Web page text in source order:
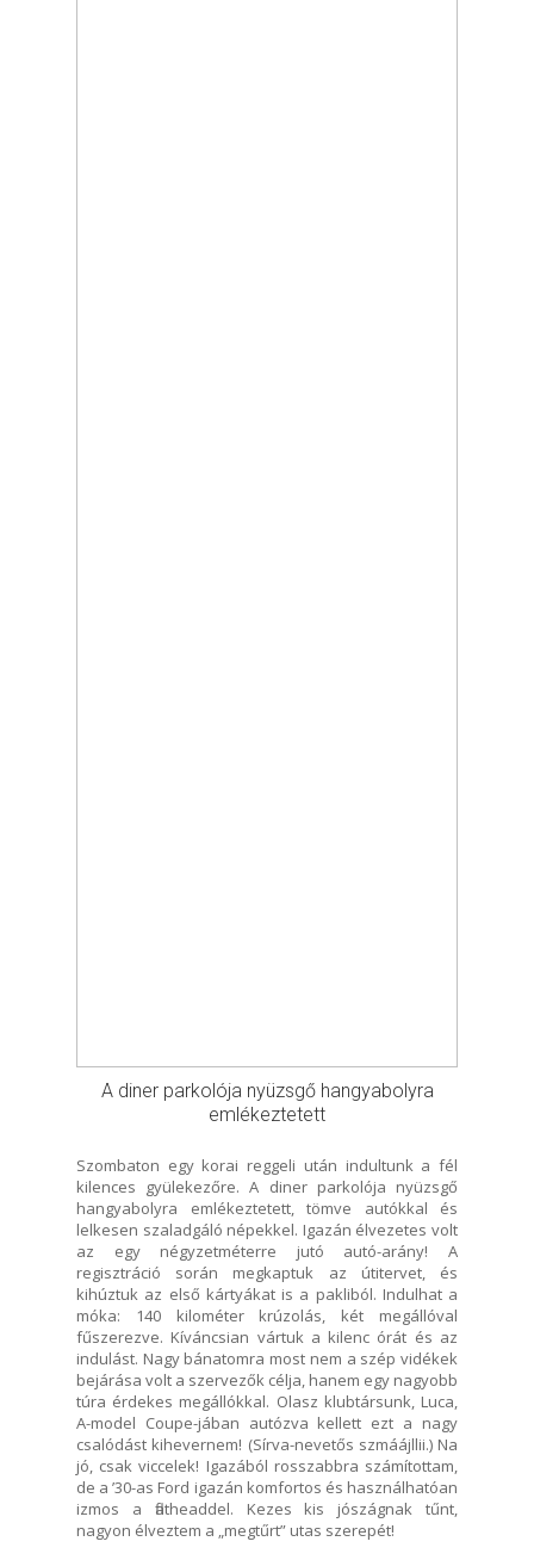
A diner parkolója nyüzsgő hangyabolyra
emlékeztetett
Szombaton egy korai reggeli után indultunk a fél
kilences gyülekezőre. A diner parkolója nyüzsgő
hangyabolyra emlékeztetett, tömve autókkal és
lelkesen szaladgáló népekkel. Igazán élvezetes volt
az egy négyzetméterre jutó autó-arány! A
regisztráció során megkaptuk az útitervet, és
kihúztuk az első kártyákat is a pakliból. Indulhat a
móka: 140 kilométer krúzolás, két megállóval
fűszerezve. Kíváncsian vártuk a kilenc órát és az
indulást. Nagy bánatomra most nem a szép vidékek
bejárása volt a szervezők célja, hanem egy nagyobb
túra érdekes megállókkal. Olasz klubtársunk, Luca,
A-model Coupe-jában autózva kellett ezt a nagy
csalódást kihevernem! (Sírva-nevetős szmáájllii.) Na
jó, csak viccelek! Igazából rosszabbra számítottam,
de a ’30-as Ford igazán komfortos és használhatóan
izmos a flatheaddel. Kezes kis jószágnak tűnt,
nagyon élveztem a „megtűrt” utas szerepét!